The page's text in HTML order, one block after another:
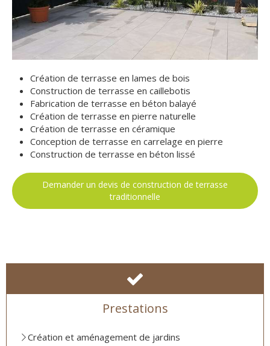
Création de terrasse en lames de bois
Construction de terrasse en caillebotis
Fabrication de terrasse en béton balayé
Création de terrasse en pierre naturelle
Création de terrasse en céramique
Conception de terrasse en carrelage en pierre
Construction de terrasse en béton lissé
Demander un devis de construction de terrasse
traditionnelle
Prestations
Création et aménagement de jardins